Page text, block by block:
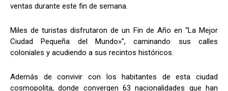
ventas durante este fin de semana.
Miles de turistas disfrutaron de un Fin de Año en “La Mejor
Ciudad Pequeña del Mundo»”, caminando sus calles
coloniales y acudiendo a sus recintos históricos.
Además de convivir con los habitantes de esta ciudad
cosmopolita, donde convergen 63 nacionalidades que han